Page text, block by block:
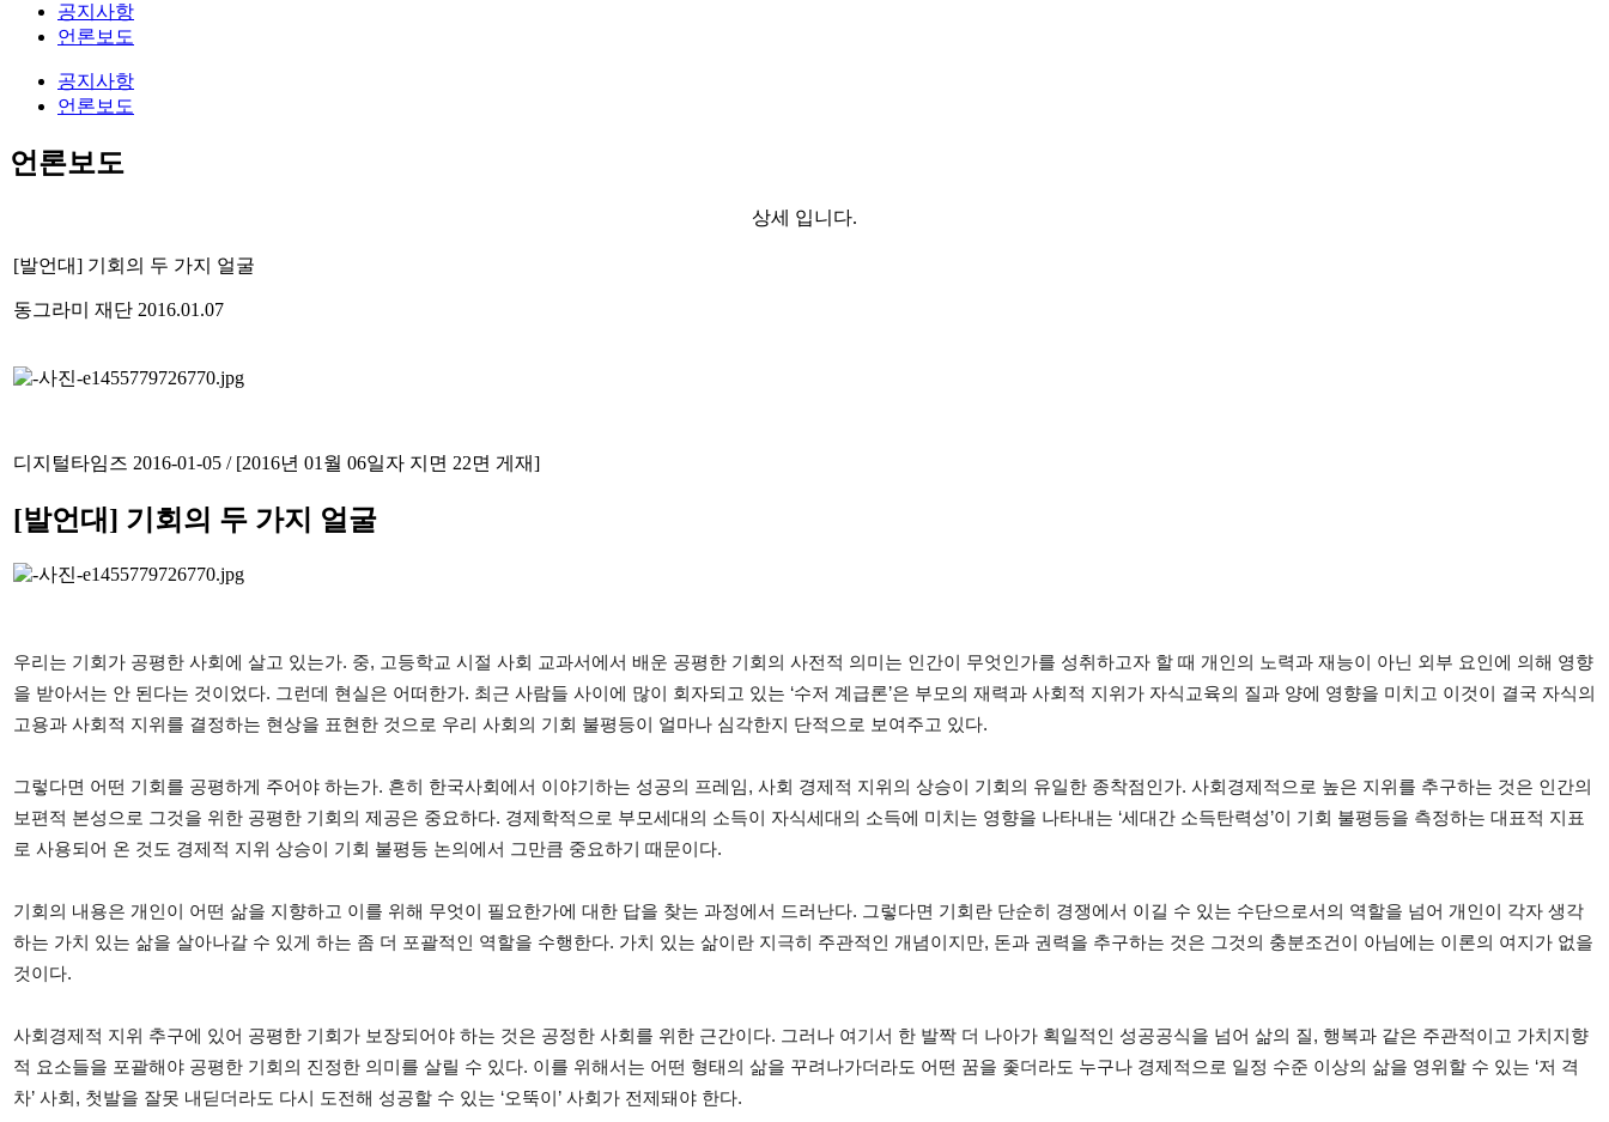
공지사항
언론보도
공지사항
언론보도
언론보도
상세 입니다.
[발언대] 기회의 두 가지 얼굴
동그라미 재단 2016.01.07
디지털타임즈 2016-01-05 / [2016년 01월 06일자 지면 22면 게재]
[발언대] 기회의 두 가지 얼굴
우리는 기회가 공평한 사회에 살고 있는가. 중, 고등학교 시절 사회 교과서에서 배운 공평한 기회의 사전적 의미는 인간이 무엇인가를 성취하고자 할 때 개인의 노력과 재능이 아닌 외부 요인에 의해 영향
을 받아서는 안 된다는 것이었다. 그런데 현실은 어떠한가. 최근 사람들 사이에 많이 회자되고 있는 ‘수저 계급론’은 부모의 재력과 사회적 지위가 자식교육의 질과 양에 영향을 미치고 이것이 결국 자식의
고용과 사회적 지위를 결정하는 현상을 표현한 것으로 우리 사회의 기회 불평등이 얼마나 심각한지 단적으로 보여주고 있다.
그렇다면 어떤 기회를 공평하게 주어야 하는가. 흔히 한국사회에서 이야기하는 성공의 프레임, 사회 경제적 지위의 상승이 기회의 유일한 종착점인가. 사회경제적으로 높은 지위를 추구하는 것은 인간의
보편적 본성으로 그것을 위한 공평한 기회의 제공은 중요하다. 경제학적으로 부모세대의 소득이 자식세대의 소득에 미치는 영향을 나타내는 ‘세대간 소득탄력성’이 기회 불평등을 측정하는 대표적 지표
로 사용되어 온 것도 경제적 지위 상승이 기회 불평등 논의에서 그만큼 중요하기 때문이다.
기회의 내용은 개인이 어떤 삶을 지향하고 이를 위해 무엇이 필요한가에 대한 답을 찾는 과정에서 드러난다. 그렇다면 기회란 단순히 경쟁에서 이길 수 있는 수단으로서의 역할을 넘어 개인이 각자 생각
하는 가치 있는 삶을 살아나갈 수 있게 하는 좀 더 포괄적인 역할을 수행한다. 가치 있는 삶이란 지극히 주관적인 개념이지만, 돈과 권력을 추구하는 것은 그것의 충분조건이 아님에는 이론의 여지가 없을
것이다.
사회경제적 지위 추구에 있어 공평한 기회가 보장되어야 하는 것은 공정한 사회를 위한 근간이다. 그러나 여기서 한 발짝 더 나아가 획일적인 성공공식을 넘어 삶의 질, 행복과 같은 주관적이고 가치지향
적 요소들을 포괄해야 공평한 기회의 진정한 의미를 살릴 수 있다. 이를 위해서는 어떤 형태의 삶을 꾸려나가더라도 어떤 꿈을 좇더라도 누구나 경제적으로 일정 수준 이상의 삶을 영위할 수 있는 ‘저 격
차’ 사회, 첫발을 잘못 내딛더라도 다시 도전해 성공할 수 있는 ‘오뚝이’ 사회가 전제돼야 한다.